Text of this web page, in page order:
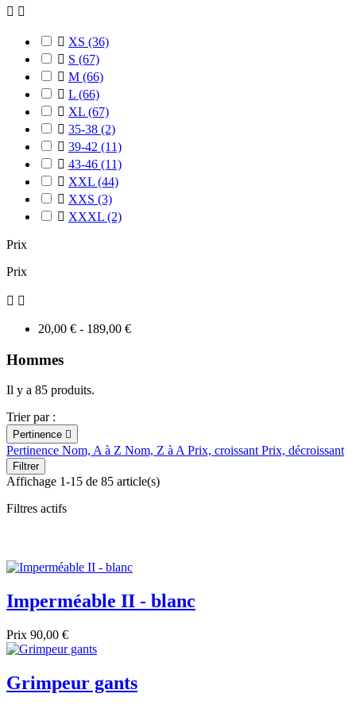
 
 XS (36)
 S (67)
 M (66)
 L (66)
 XL (67)
 35-38 (2)
 39-42 (11)
 43-46 (11)
 XXL (44)
 XXS (3)
 XXXL (2)
Prix
Prix
 
20,00 € - 189,00 €
Hommes
Il y a 85 produits.
Trier par :
Pertinence 
Pertinence Nom, A à Z Nom, Z à APrix, croissantPrix, décroissant
Filtrer
Affichage 1-15 de 85 article(s)
Filtres actifs
Imperméable II - blanc
Prix 90,00 €
Grimpeur gants